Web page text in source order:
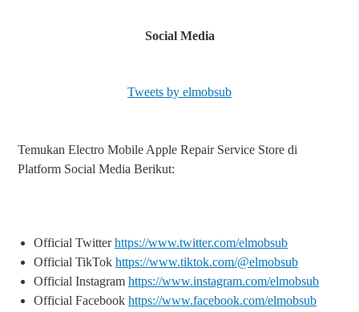
Social Media
Tweets by elmobsub
Temukan Electro Mobile Apple Repair Service Store di
Platform Social Media Berikut:
Official Twitterhttps://www.twitter.com/elmobsub
Official TikTok https://www.tiktok.com/@elmobsub
Official Instagram https://www.instagram.com/elmobsub
Official Facebook https://www.facebook.com/elmobsub